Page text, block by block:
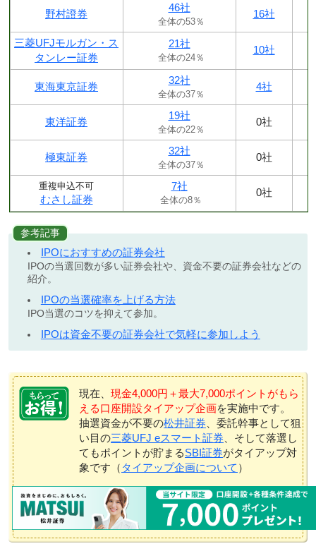
野村證券
46社
全体の53％
16社
三菱UFJモルガン・ス
タンレー証券
21社
全体の24％
10社
東海東京証券
32社
全体の37％
4社
東洋証券
19社
全体の22％
0社
極東証券
32社
全体の37％
0社
重複申込不可
むさし証券
7社
全体の8％
0社
参考記事
IPOにおすすめの証券会社
IPOの当選回数が多い証券会社や、資金不要の証券会社などの
紹介。
IPOの当選確率を上げる方法
IPO当選のコツを抑えて参加。
IPOは資金不要の証券会社で気軽に参加しよう
現在、 現金4,000円＋最大7,000ポイントがもら
える口座開設タイアップ企画を実施中です。
抽選資金が不要の松井証券 、委託幹事として狙
い目の三菱UFJ eスマート証券 、そして落選し
てもポイントが貯まるSBI証券がタイアップ対
象です（ タイアップ企画について ）